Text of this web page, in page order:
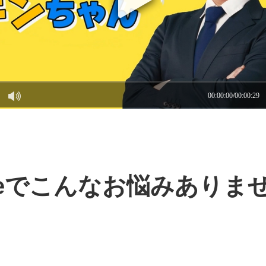
こんなお悩みありま